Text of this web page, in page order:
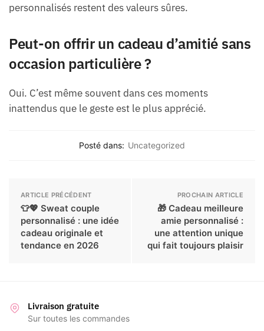
personnalisés restent des valeurs sûres.
Peut-on offrir un cadeau d’amitié sans
occasion particulière ?
Oui. C’est même souvent dans ces moments
inattendus que le geste est le plus apprécié.
Posté dans: Uncategorized
ARTICLE PRÉCÉDENT
👕💖 Sweat couple
personnalisé : une idée
cadeau originale et
tendance en 2026
PROCHAIN ARTICLE
🎁 Cadeau meilleure
amie personnalisé :
une attention unique
qui fait toujours plaisir
Livraison gratuite
Sur toutes les commandes